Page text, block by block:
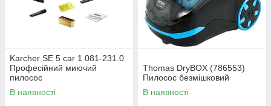
Karcher SE 5 car 1.081-231.0
Професійний миючий
пилосос
В наявності
Thomas DryBOX (786553)
Пилосос безмішковий
В наявності